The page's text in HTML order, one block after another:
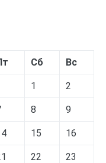
Сб Вс
1 2
8 9
15 16
22 23